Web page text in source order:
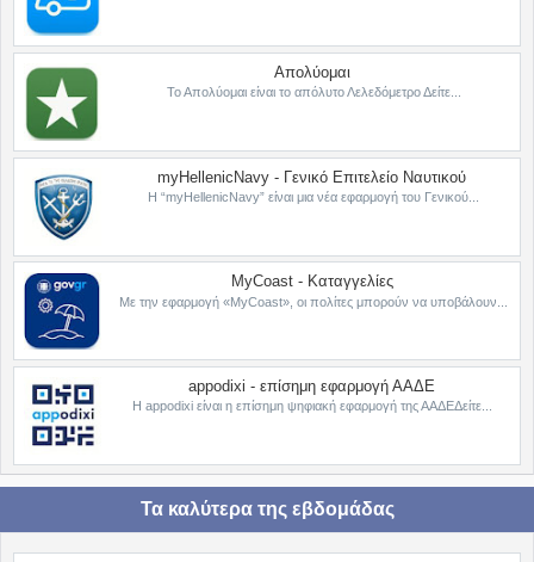
Απολύομαι
Το Απολύομαι είναι το απόλυτο Λελεδόμετρο Δείτε...
myHellenicNavy - Γενικό Επιτελείο Ναυτικού
Η “myHellenicNavy” είναι μια νέα εφαρμογή του Γενικού...
MyCoast - Καταγγελίες
Με την εφαρμογή «MyCoast», οι πολίτες μπορούν να υποβάλουν...
appodixi - επίσημη εφαρμογή ΑΑΔΕ
Η appodixi είναι η επίσημη ψηφιακή εφαρμογή της ΑΑΔΕΔείτε...
Τα καλύτερα της εβδομάδας